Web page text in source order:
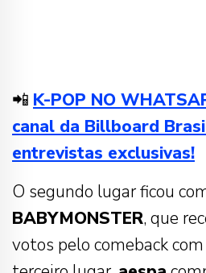
📲 K-POP NO
canal da Billboard
entrevistas exclusivas!
O segundo lugar ficou
BABYMONSTER, que
votos pelo comeback com